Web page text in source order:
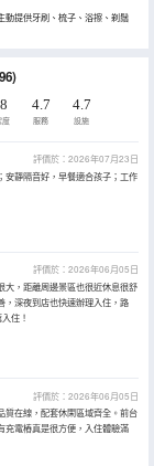
動提供牙刷、梳子、浴擦、剃鬚
度
4.7
服務
4.7
設施
評價於：2026年07月23日
安靜隔音好，早餐適合孩子；工作
評價於：2026年06月05日
大，距離周邊景區也很近休息很舒
，深夜到店也快速辦理入住，路
住！
評價於：2026年06月05日
質在線，配套休閑區域齊全。前台
充電樁真是很方便，入住體驗滿